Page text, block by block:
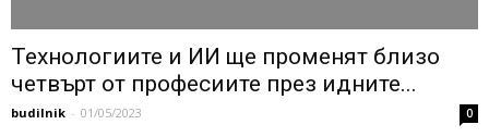
Технологиите и ИИ ще променят близо
четвърт от професиите през идните...
budilnik - 01/05/2023 0